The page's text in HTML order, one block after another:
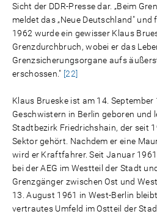
Sicht der DDR-Presse dar. „Beim
meldet das „Neue Deutschland" und
1962 wurde ein gewisser Klaus
Grenzdurchbruch, wobei er das
Grenzsicherungsorgane aufs
erschossen." [22]
Klaus Brueske ist am 14.
Geschwistern in Berlin geboren und
Stadtbezirk Friedrichshain, der seit
Sektor gehört. Nachdem er eine
wird er Kraftfahrer. Seit Januar
bei der AEG im Westteil der Stadt
Grenzgänger zwischen Ost und
13. August 1961 in West-Berlin
vertrautes Umfeld im Ostteil der